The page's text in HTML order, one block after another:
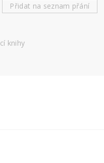
Přidat na seznam přání
knihy